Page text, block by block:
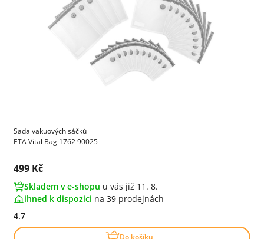
Sada vakuových sáčků
ETA Vital Bag 1762 90025
Cena s DPH:
499 Kč
Skladem v e-shopu u vás již 11. 8.
ihned k dispozici na 39 prodejnách
4.7
Do košíku